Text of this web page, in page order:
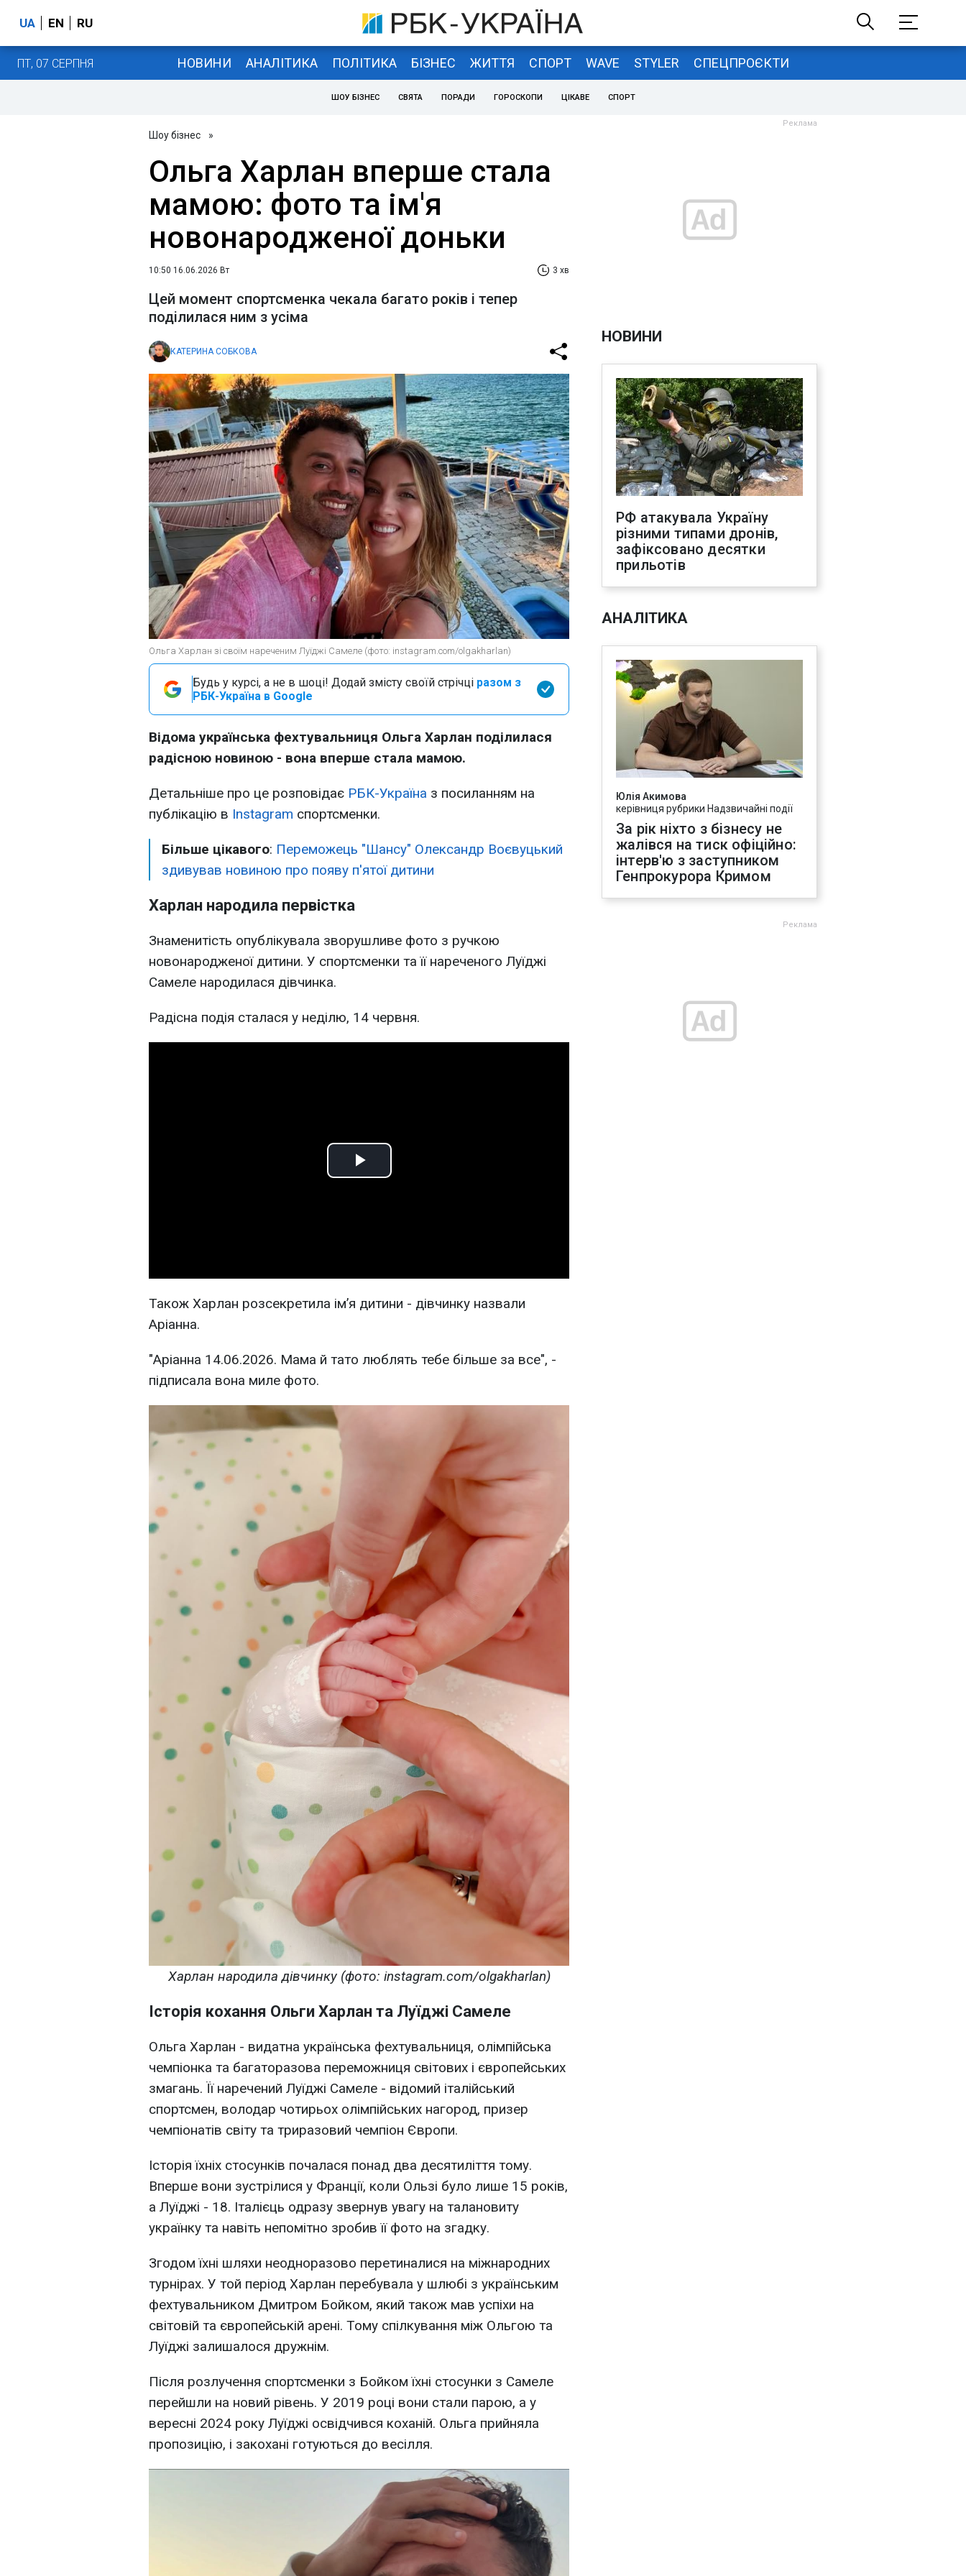
UA EN RU
ПТ, 07 СЕРПНЯ НОВИНИ АНАЛІТИКА ПОЛІТИКА БІЗНЕС ЖИТТЯ СПОРТ WAVE STYLER СПЕЦПРОЄКТИ
ШОУ БІЗНЕС СВЯТА ПОРАДИ ГОРОСКОПИ ЦІКАВЕ СПОРТ
Шоу бізнес »
Ольга Харлан вперше стала
мамою: фото та ім'я
новонародженої доньки
10:50 16.06.2026 Вт 3 хв
Цей момент спортсменка чекала багато років і тепер
поділилася ним з усіма
КАТЕРИНА СОБКОВА
Ольга Харлан зі своїм нареченим Луїджі Самеле (фото: instagram.com/olgakharlan)
Будь у курсі, а не в шоці! Додай змісту своїй стрічці разом з
РБК-Україна в Google
Відома українська фехтувальниця Ольга Харлан поділилася
радісною новиною - вона вперше стала мамою.
Детальніше про це розповідає РБК-Україна з посиланням на
публікацію в Instagram спортсменки.
Більше цікавого: Переможець "Шансу" Олександр Воєвуцький
здивував новиною про появу п'ятої дитини
Харлан народила первістка
Знаменитість опублікувала зворушливе фото з ручкою
новонародженої дитини. У спортсменки та її нареченого Луїджі
Самеле народилася дівчинка.
Радісна подія сталася у неділю, 14 червня.
Play
Також Харлан розсекретила ім’я дитини - дівчинку назвали
Аріанна.
"Аріанна 14.06.2026. Мама й тато люблять тебе більше за все", -
підписала вона миле фото.
Харлан народила дівчинку (фото: instagram.com/olgakharlan)
Історія кохання Ольги Харлан та Луїджі Самеле
Ольга Харлан - видатна українська фехтувальниця, олімпійська
чемпіонка та багаторазова переможниця світових і європейських
змагань. Її наречений Луїджі Самеле - відомий італійський
спортсмен, володар чотирьох олімпійських нагород, призер
чемпіонатів світу та триразовий чемпіон Європи.
Історія їхніх стосунків почалася понад два десятиліття тому.
Вперше вони зустрілися у Франції, коли Ользі було лише 15 років,
а Луїджі - 18. Італієць одразу звернув увагу на талановиту
українку та навіть непомітно зробив її фото на згадку.
Згодом їхні шляхи неодноразово перетиналися на міжнародних
турнірах. У той період Харлан перебувала у шлюбі з українським
фехтувальником Дмитром Бойком, який також мав успіхи на
світовій та європейській арені. Тому спілкування між Ольгою та
Луїджі залишалося дружнім.
Після розлучення спортсменки з Бойком їхні стосунки з Самеле
перейшли на новий рівень. У 2019 році вони стали парою, а у
вересні 2024 року Луїджі освідчився коханій. Ольга прийняла
пропозицію, і закохані готуються до весілля.
НОВИНИ
РФ атакувала Україну
різними типами дронів,
зафіксовано десятки
прильотів
АНАЛІТИКА
Юлія Акимова
керівниця рубрики Надзвичайні події
За рік ніхто з бізнесу не
жалівся на тиск офіційно:
інтерв'ю з заступником
Генпрокурора Кримом